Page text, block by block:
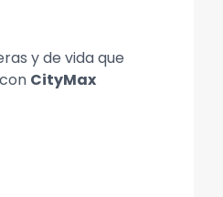
y de vida que
CityMax